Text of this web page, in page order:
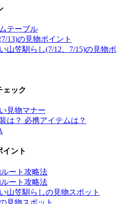
テーブル
13)の見物ポイント
山笠馴らし(7/12、7/15)の見物ポ
ェック
見物マナー
は？ 必携アイテムは？
イント
ート攻略法
ート攻略法
山笠馴らしの見物スポット
見物スポット